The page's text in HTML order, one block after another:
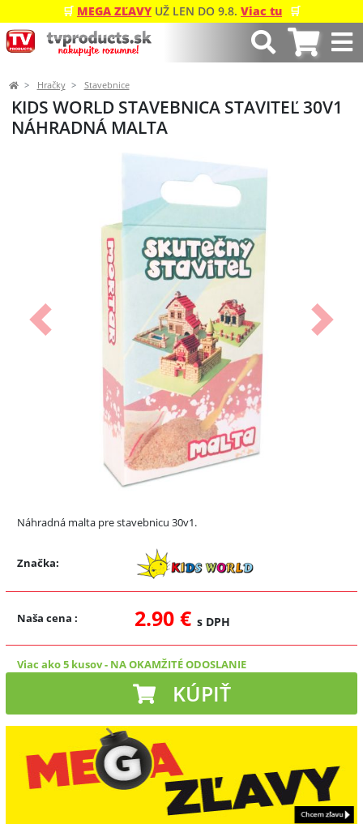
🛒 MEGA ZĽAVY UŽ LEN DO 9.8. Viac tu 🛒
Hračky Stavebnice
KIDS WORLD STAVEBNICA STAVITEĽ 30V1
NÁHRADNÁ MALTA
Predchádzajúci Ďalší
Náhradná malta pre stavebnicu 30v1.
Značka:
Naša cena : 2.90 € s DPH
Viac ako 5 kusov- NA OKAMŽITÉ ODOSLANIE
KÚPIŤ